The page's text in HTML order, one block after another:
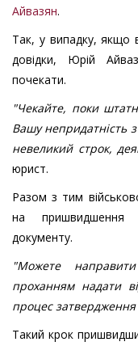
Айвазян.
Так, у випадку, якщо
довідки, Юрій
почекати.
"Чекайте, поки
Вашу непридатність
невеликий строк,
юрист.
Разом з тим
на пришвидшення
документу.
"Можете
проханням надати
процес
Такий крок